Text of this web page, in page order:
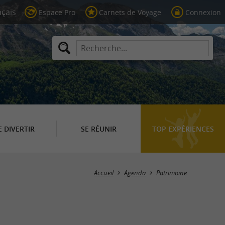
Espace Pro Carnets de Voyage Connexion
DIVERTIR SE RÉUNIR TOP EXPÉRIENCES
Masquer la carte
Accueil Agenda Patrimoine